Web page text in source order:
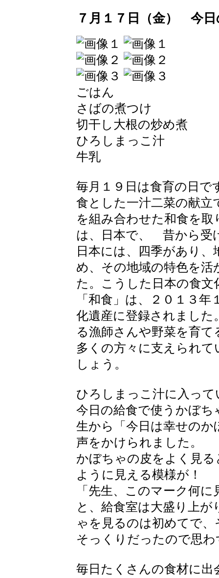
７月１７日（金） 今日
ごはん
さばの煮つけ
切干し大根の炒め煮
ひろしまっこ汁
牛乳
毎月１９日は食育の日で
食とした一汁二菜の献立
を組み合わせた和食を
は、日本で、 昔から受
日本には、四季があり
め、その地域の特色を
た。こうした日本の食
「和食」は、２０１３
化遺産に登録されました
る漁師さんや野菜を育
多くの方々に支えられ
しょう。
ひろしまっこ汁に入っ
今日の給食で使うかぼ
生から「今日は幸せの
声をかけられました。
かぼちゃの皮をよく見
ように見える模様が！
「先生、このマーク何
と、給食室は大盛り上
ゃを見るのは初めてで
そっくりだったので思
毎日たくさんの食材に